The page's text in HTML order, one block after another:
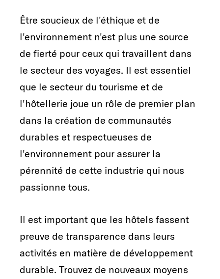
Être soucieux de l'éthique et de
l'environnement n'est plus une source
de fierté pour ceux qui travaillent dans
le secteur des voyages. Il est essentiel
que le secteur du tourisme et de
l'hôtellerie joue un rôle de premier plan
dans la création de communautés
durables et respectueuses de
l'environnement pour assurer la
pérennité de cette industrie qui nous
passionne tous.
Il est important que les hôtels fassent
preuve de transparence dans leurs
activités en matière de développement
durable. Trouvez de nouveaux moyens